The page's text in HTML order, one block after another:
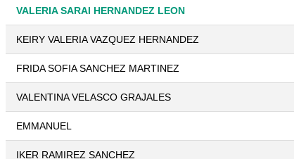
VALERIA SARAI HERNANDEZ LEON
KEIRY VALERIA VAZQUEZ HERNANDEZ
FRIDA SOFIA SANCHEZ MARTINEZ
VALENTINA VELASCO GRAJALES
EMMANUEL
IKER RAMIREZ SANCHEZ